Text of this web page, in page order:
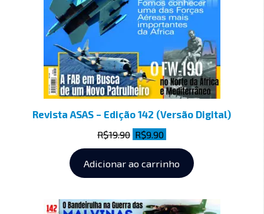
Revista ASAS – Edição 142 (Versão Digital)
R$19.90 R$9.90
Adicionar ao carrinho